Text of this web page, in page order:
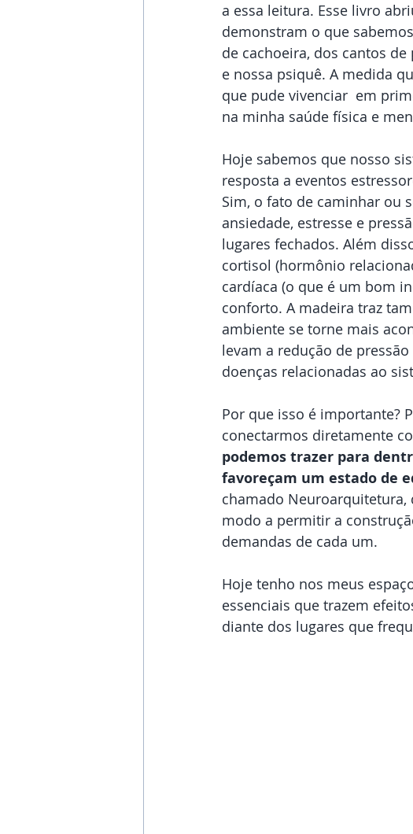
a essa leitura. Esse livro
demonstram o que
de cachoeira, dos cantos
e nossa psiquê. A medida
que pude vivenciar  em
na minha saúde física e
Hoje sabemos que nosso
resposta a eventos
Sim, o fato de caminhar ou
ansiedade, estresse e
lugares fechados. Além
cortisol (hormônio
cardíaca (o que é um bom
conforto. A madeira traz
ambiente se torne mais
levam a redução de
doenças relacionadas ao
Por que isso é importante?
conectarmos diretamente
podemos trazer para
favoreçam um estado de
chamado Neuroarquitetura,
modo a permitir a
demandas de cada um.
Hoje tenho nos meus
essenciais que trazem
diante dos lugares que